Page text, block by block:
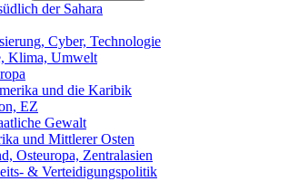
der Sahara
Cyber, Technologie
Klima, Umwelt
und die Karibik
EZ
Gewalt
und Mittlerer Osten
Osteuropa, Zentralasien
& Verteidigungspolitik